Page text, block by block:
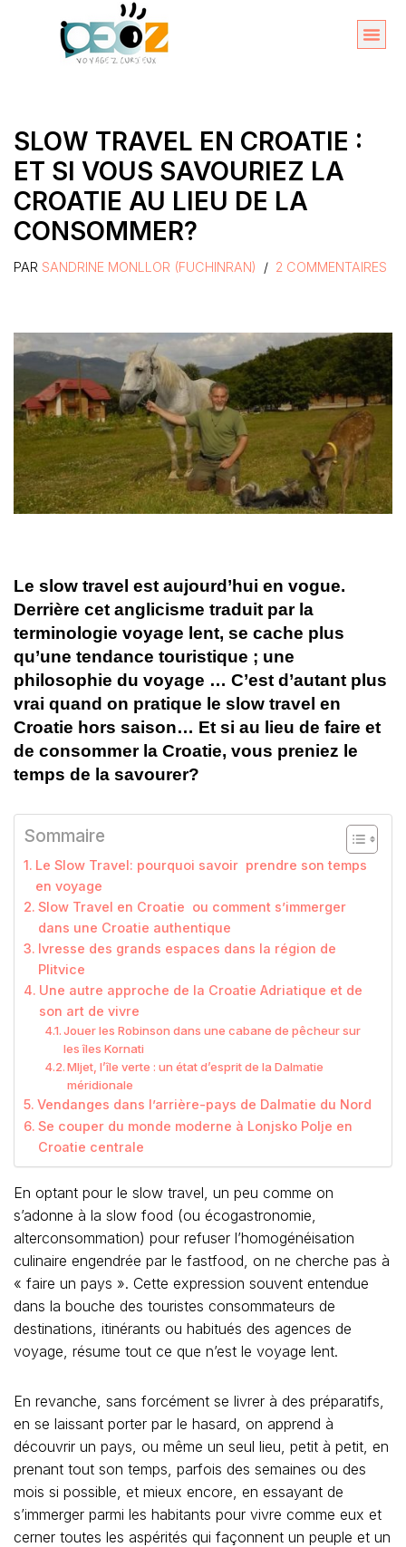
SLOW TRAVEL EN CROATIE :
ET SI VOUS SAVOURIEZ LA
CROATIE AU LIEU DE LA
CONSOMMER?
PAR SANDRINE MONLLOR (FUCHINRAN) 2 COMMENTAIRES
Le slow travel est aujourd’hui en vogue.
Derrière cet anglicisme traduit par la
terminologie voyage lent, se cache plus
qu’une tendance touristique ; une
philosophie du voyage … C’est d’autant plus
vrai quand on pratique le slow travel en
Croatie hors saison… Et si au lieu de faire et
de consommer la Croatie, vous preniez le
temps de la savourer?
Sommaire
Le Slow Travel: pourquoi savoir prendre son temps
en voyage
Slow Travel en Croatie ou comment s’immerger
dans une Croatie authentique
Ivresse des grands espaces dans la région de
Plitvice
Une autre approche de la Croatie Adriatique et de
son art de vivre
Jouer les Robinson dans une cabane de pêcheur sur
les îles Kornati
Mljet, l’île verte : un état d’esprit de la Dalmatie
méridionale
Vendanges dans l’arrière-pays de Dalmatie du Nord
Se couper du monde moderne à Lonjsko Polje en
Croatie centrale
En optant pour le slow travel, un peu comme on
s’adonne à la slow food (ou écogastronomie,
alterconsommation) pour refuser l’homogénéisation
culinaire engendrée par le fastfood, on ne cherche pas à
« faire un pays ». Cette expression souvent entendue
dans la bouche des touristes consommateurs de
destinations, itinérants ou habitués des agences de
voyage, résume tout ce que n’est le voyage lent.
En revanche, sans forcément se livrer à des préparatifs,
en se laissant porter par le hasard, on apprend à
découvrir un pays, ou même un seul lieu, petit à petit, en
prenant tout son temps, parfois des semaines ou des
mois si possible, et mieux encore, en essayant de
s’immerger parmi les habitants pour vivre comme eux et
cerner toutes les aspérités qui façonnent un peuple et un